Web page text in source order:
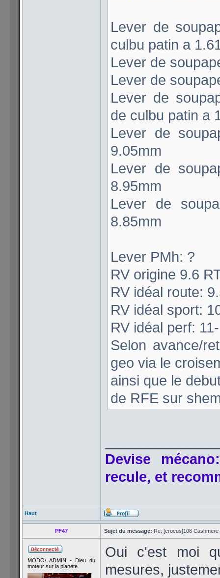
Lever de
culbu patin a
Lever de
Lever de
Lever de
de culbu patin a
Lever de
9.05mm
Lever de
8.95mm
Lever de
8.85mm
Lever PMh: ?
RV origine 9.6
RV idéal route:
RV idéal sport:
RV idéal perf:
Selon avance/
geo via le
ainsi que le
de RFE sur
Devise
recule, et
Haut
PF47 Sujet du message: Re: [crocus]106
MODO/ ADMIN - Dieu du
moteur sur la planete
Oui c'est moi
mesures,